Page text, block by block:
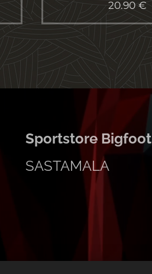
20.90 €
Sportstore Bigfoot
SASTAMALA